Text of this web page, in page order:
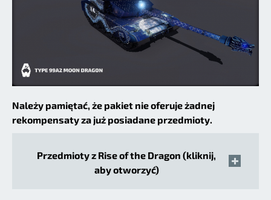
Należy pamiętać, że pakiet nie oferuje żadnej
rekompensaty za już posiadane przedmioty.
Przedmioty z Rise of the Dragon (kliknij,
aby otworzyć)